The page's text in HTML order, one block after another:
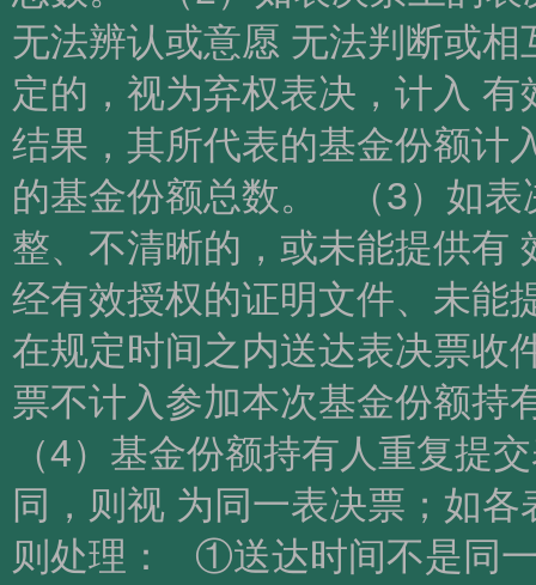
无法辨认或意愿 无法判断或
定的，视为弃权表决，计入 有
结果，其所代表的基金份额计
的基金份额总数。 （3）如表
整、不清晰的，或未能提供有
经有效授权的证明文件、未能
在规定时间之内送达表决票收
票不计入参加本次基金份额
（4）基金份额持有人重复提
同，则视 为同一表决票；如
则处理： ①送达时间不是同